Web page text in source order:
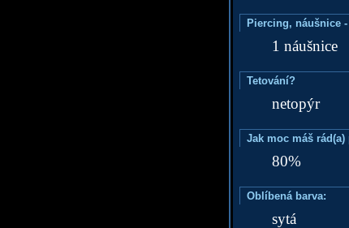
Piercing, náušnice
1 náušnice
Tetování?
netopýr
Jak moc máš
80%
Oblíbená barva:
sytá